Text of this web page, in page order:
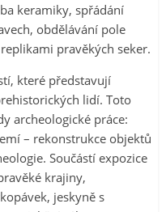
keramiky, spřádání
obdělávání pole
pravěkých seker.
které představují
lidí. Toto
archeologické práce:
– rekonstrukce objektů
Součástí expozice
krajiny,
jeskyně s